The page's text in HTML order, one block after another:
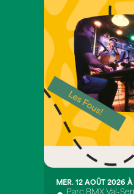
MER. 12 AOÛT 2026